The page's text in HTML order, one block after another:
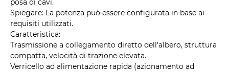
posa di cavi.
Spiegare: La potenza può essere configurata in base ai
requisiti utilizzati.
Caratteristica:
Trasmissione a collegamento diretto dell'albero, struttura
compatta, velocità di trazione elevata.
Verricello ad alimentazione rapida (azionamento ad